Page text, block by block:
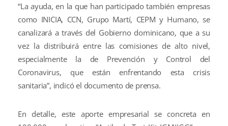
“La ayuda, en la que han participado también empresas
como INICIA, CCN, Grupo Martí, CEPM y Humano, se
canalizará a través del Gobierno dominicano, que a su
vez la distribuirá entre las comisiones de alto nivel,
especialmente la de Prevención y Control del
Coronavirus, que están enfrentando esta crisis
sanitaria”, indicó el documento de prensa.
En detalle, este aporte empresarial se concreta en